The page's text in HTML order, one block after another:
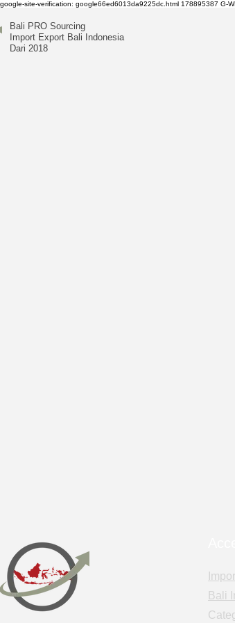
google-site-verification: google66ed6013da9225dc.html 178895387 G-
Bali PRO Sourcing
Import Export Bali Indonesia
Dari 2018
Bali